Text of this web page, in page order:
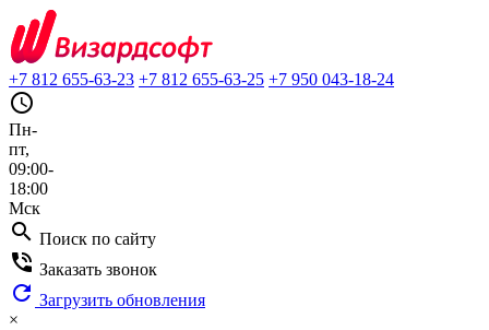
+7 812 655-63-23 +7 812 655-63-25 +7 950 043-18-24
query_builder
Пн-
пт,
09:00-
18:00
Мск
search Поиск по сайту
phone_in_talk Заказать звонок
refresh Загрузить обновления
×